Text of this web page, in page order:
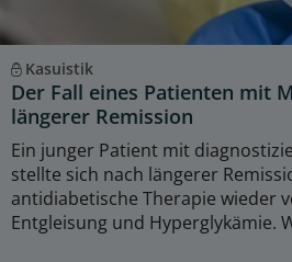
Kasuistik
Der Fall eines Patienten mit
längerer Remission
Ein junger Patient mit
stellte sich nach längerer
antidiabetische Therapie wieder
Entgleisung und Hyperglykämie.